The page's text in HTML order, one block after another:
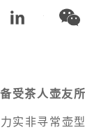
受茶人壶友所
实非寻常壶